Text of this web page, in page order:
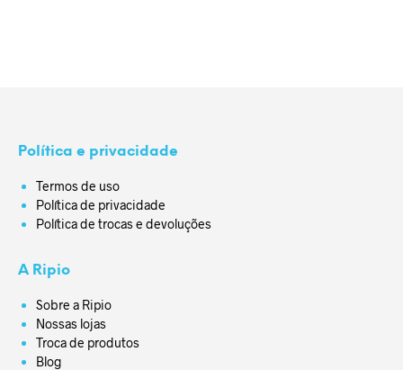
Política e privacidade
Termos de uso
Política de privacidade
Política de trocas e devoluções
A Ripio
Sobre a Ripio
Nossas lojas
Troca de produtos
Blog